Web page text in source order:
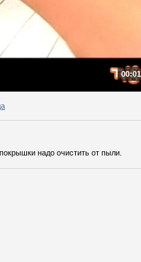
надо очистить от пыли.